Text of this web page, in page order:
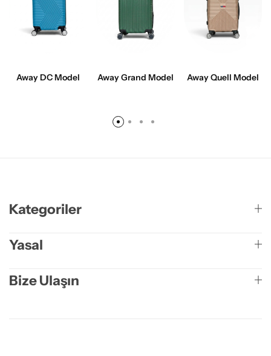
Away DC Model Away Grand Model Away Quell Model
Kategoriler
Yasal
Bize Ulaşın